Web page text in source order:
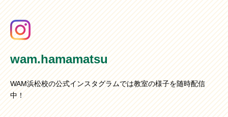
wam.hamamatsu
WAM浜松校の公式インスタグラムでは教室の様子を随時配信
中！